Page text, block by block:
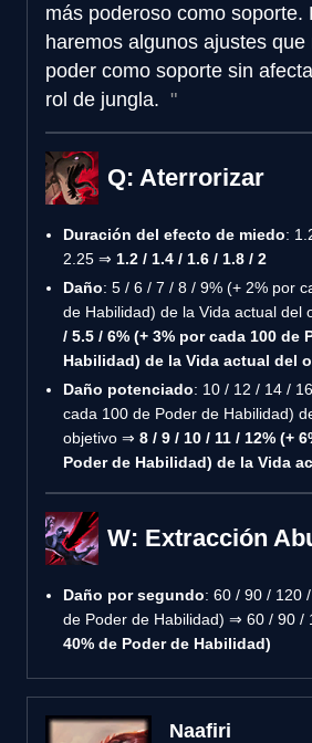
más poderoso como soporte.
haremos algunos ajustes que
poder como soporte sin
rol de jungla.
Q: Aterrorizar
Duración del efecto de miedo:
2.25 ⇒ 1.2 / 1.4 / 1.6 / 1.8 / 2
Daño: 5 / 6 / 7 / 8 / 9% (+ 2% por
de Habilidad) de la Vida actual del
/ 5.5 / 6% (+ 3% por cada 100 de
Habilidad) de la Vida actual del
Daño potenciado: 10 / 12 / 14 /
cada 100 de Poder de Habilidad)
objetivo ⇒ 8 / 9 / 10 / 11 / 12% (+
Poder de Habilidad) de la Vida
W: Extracción
Daño por segundo: 60 / 90 / 120
de Poder de Habilidad) ⇒ 60 / 90 /
40% de Poder de Habilidad)
Naafiri